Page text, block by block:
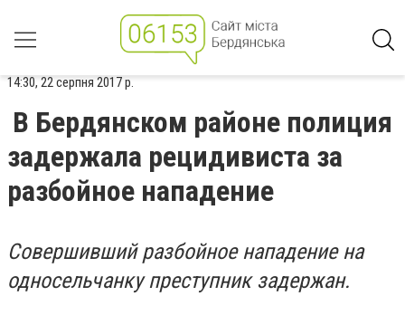
14:30, 22 серпня 2017 р.
В Бердянском районе полиция
задержала рецидивиста за
разбойное нападение
Совершивший разбойное нападение на
односельчанку преступник задержан.